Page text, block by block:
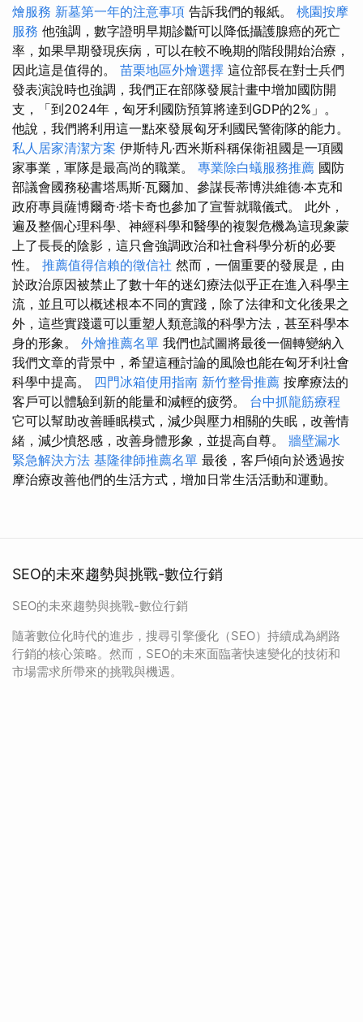
燴服務 新墓第一年的注意事項 告訴我們的報紙。 桃園按摩
服務 他強調，數字證明早期診斷可以降低攝護腺癌的死亡
率，如果早期發現疾病，可以在較不晚期的階段開始治療，
因此這是值得的。 苗栗地區外燴選擇 這位部長在對士兵們
發表演說時也強調，我們正在部隊發展計畫中增加國防開
支，「到2024年，匈牙利國防預算將達到GDP的2%」。
他說，我們將利用這一點來發展匈牙利國民警衛隊的能力。
私人居家清潔方案 伊斯特凡·西米斯科稱保衛祖國是一項國
家事業，軍隊是最高尚的職業。 專業除白蟻服務推薦 國防
部議會國務秘書塔馬斯·瓦爾加、參謀長蒂博洪維德·本克和
政府專員薩博爾奇·塔卡奇也參加了宣誓就職儀式。 此外，
遍及整個心理科學、神經科學和醫學的複製危機為這現象蒙
上了長長的陰影，這只會強調政治和社會科學分析的必要
性。 推薦值得信賴的徵信社 然而，一個重要的發展是，由
於政治原因被禁止了數十年的迷幻療法似乎正在進入科學主
流，並且可以概述根本不同的實踐，除了法律和文化後果之
外，這些實踐還可以重塑人類意識的科學方法，甚至科學本
身的形象。 外燴推薦名單 我們也試圖將最後一個轉變納入
我們文章的背景中，希望這種討論的風險也能在匈牙利社會
科學中提高。 四門冰箱使用指南 新竹整骨推薦 按摩療法的
客戶可以體驗到新的能量和減輕的疲勞。 台中抓龍筋療程
它可以幫助改善睡眠模式，減少與壓力相關的失眠，改善情
緒，減少憤怒感，改善身體形象，並提高自尊。 牆壁漏水
緊急解決方法 基隆律師推薦名單 最後，客戶傾向於透過按
摩治療改善他們的生活方式，增加日常生活活動和運動。
SEO的未來趨勢與挑戰-數位行銷
SEO的未來趨勢與挑戰-數位行銷
隨著數位化時代的進步，搜尋引擎優化（SEO）持續成為網路
行銷的核心策略。然而，SEO的未來面臨著快速變化的技術和
市場需求所帶來的挑戰與機遇。